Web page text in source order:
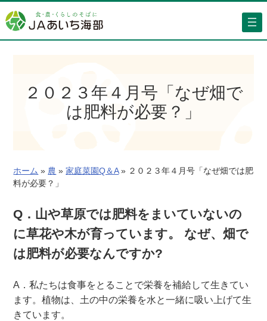
容
を
２０２３年４月号「なぜ畑で
は肥料が必要？」
ホーム » 農 » 家庭菜園Q＆A » ２０２３年４月号「なぜ畑では肥
料が必要？」
Q．山や草原では肥料をまいていないの
に草花や木が育っています。 なぜ、畑で
は肥料が必要なんですか?
A．私たちは食事をとることで栄養を補給して生きてい
ます。植物は、土の中の栄養を水と一緒に吸い上げて生
きています。